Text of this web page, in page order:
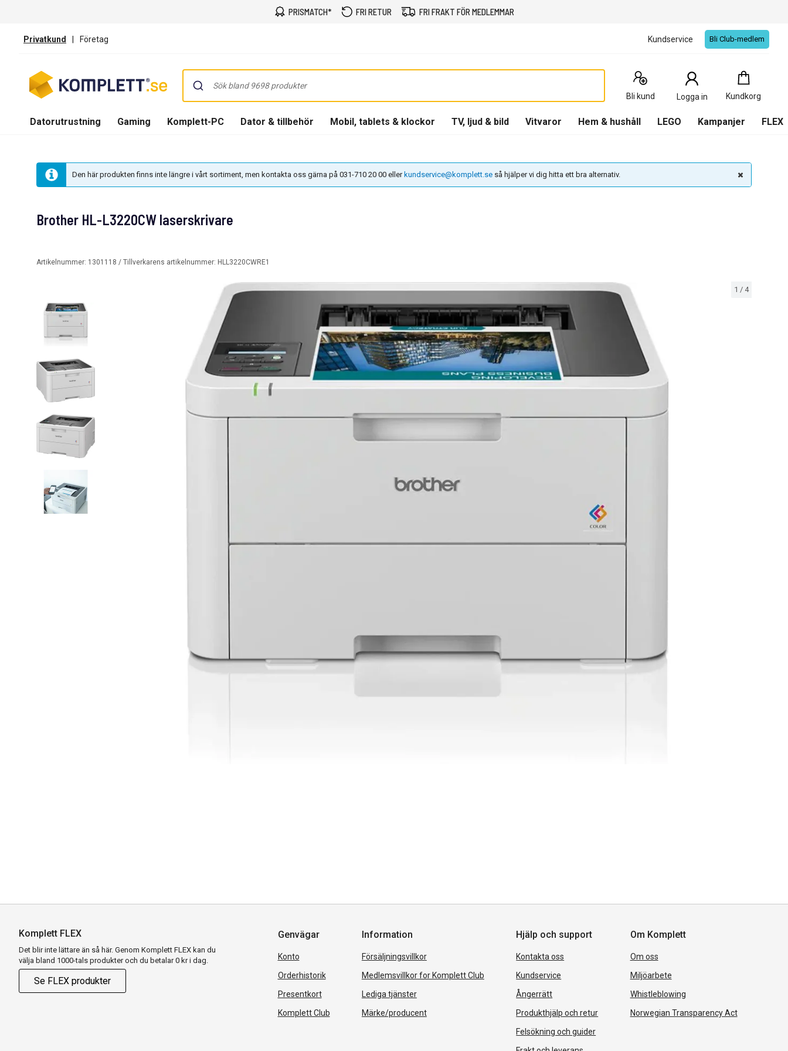
PRISMATCH* FRI RETUR FRI FRAKT FÖR MEDLEMMAR
Privatkund | Företag Kundservice Bli Club-medlem
Bli kund Logga in Kundkorg
Kundkorg
0
Produkter
Datorutrustning Gaming Komplett-PC Dator & tillbehör Mobil, tablets & klockor TV, ljud & bild Vitvaror Hem & hushåll LEGO Kampanjer FLEX
Den här produkten finns inte längre i vårt sortiment, men kontakta oss gärna på 031-710 20 00 eller kundservice@komplett.se så hjälper vi dig hitta ett bra alternativ.
1 / 4
Brother HL-L3220CW laserskrivare
Artikelnummer: 1301118 / Tillverkarens artikelnummer: HLL3220CWRE1
Komplett FLEX
Det blir inte lättare än så här. Genom Komplett FLEX kan du
välja bland 1000-tals produkter och du betalar 0 kr i dag.
Se FLEX produkter
Genvägar
Konto
Orderhistorik
Presentkort
Komplett Club
Information
Försäljningsvillkor
Medlemsvillkor for Komplett Club
Lediga tjänster
Märke/producent
Hjälp och support
Kontakta oss
Kundservice
Ångerrätt
Produkthjälp och retur
Felsökning och guider
Om Komplett
Om oss
Miljöarbete
Whistleblowing
Norwegian Transparency Act